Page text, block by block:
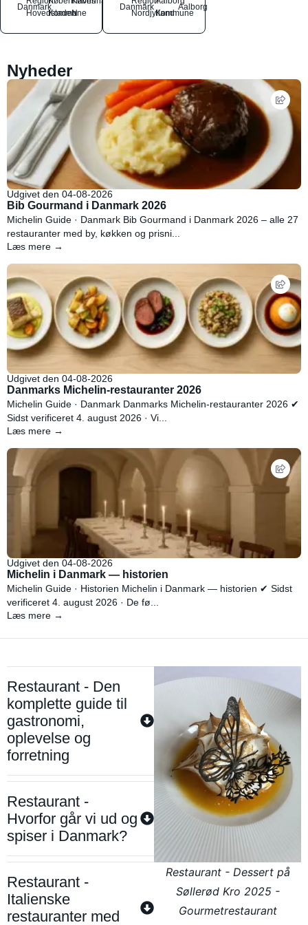
Danmark
Hovedstaden
Kommune
N
Danmark
NordjyllandKommune
Aalborg
Nyheder
Udgivet den 04-08-2026
Bib Gourmand i Danmark 2026
Michelin Guide · Danmark Bib Gourmand i Danmark 2026 – alle 27
restauranter med by, køkken og prisni...
Læs mere →
Udgivet den 04-08-2026
Danmarks Michelin-restauranter 2026
Michelin Guide · Danmark Danmarks Michelin-restauranter 2026 ✔
Sidst verificeret 4. august 2026 · Vi...
Læs mere →
Udgivet den 04-08-2026
Michelin i Danmark — historien
Michelin Guide · Historien Michelin i Danmark — historien ✔ Sidst
verificeret 4. august 2026 · De fø...
Læs mere →
Restaurant - Den
komplette guide til
gastronomi,
oplevelse og
forretning
Restaurant -
Hvorfor går vi ud og
spiser i Danmark?
Restaurant -
Italienske
restauranter med
Restaurant - Dessert på
Søllerød Kro 2025 -
Gourmetrestaurant